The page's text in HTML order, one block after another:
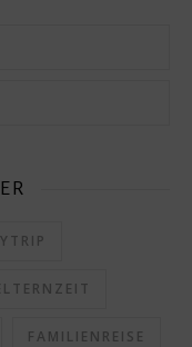
FAMILIENREISE